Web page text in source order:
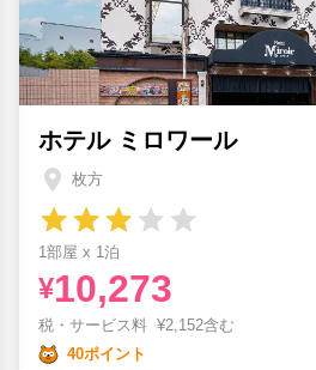
ホテル ミロワール
枚方
1部屋 x 1泊
¥10,273
税・サービス料 ¥2,152含む
40ポイント